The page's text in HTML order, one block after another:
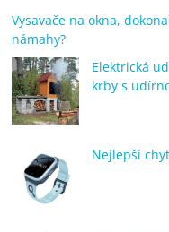
Vysavače na okna,
námahy?
Elektrická
krby s
Nejlepší